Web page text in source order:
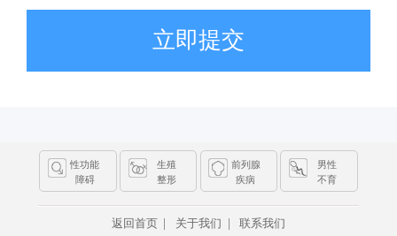
立即提交
性功能
障碍
生殖
整形
前列腺
疾病
男性
不育
返回首页 | 关于我们 | 联系我们